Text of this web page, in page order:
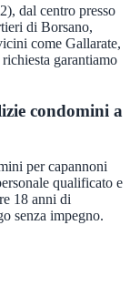
dal centro presso
di Borsano,
come Gallarate,
garantiamo
condomini a
per capannoni
qualificato e
18 anni di
senza impegno.